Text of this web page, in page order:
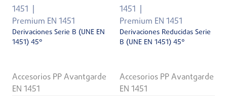
1451
Premium EN 1451
Derivaciones Serie B (UNE EN
1451) 45°
Accesorios PP Avantgarde
EN 1451
1451
Premium EN 1451
Derivaciones Reducidas Serie
B (UNE EN 1451) 45°
Accesorios PP Avantgarde
EN 1451